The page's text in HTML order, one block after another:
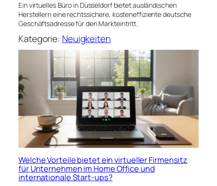
Ein virtuelles Büro in Düsseldorf bietet ausländischen
Herstellern eine rechtssichere, kosteneffiziente deutsche
Geschäftsadresse für den Markteintritt.
Kategorie: Neuigkeiten
Welche Vorteile bietet ein virtueller Firmensitz
für Unternehmen im Home Office und
internationale Start-ups?